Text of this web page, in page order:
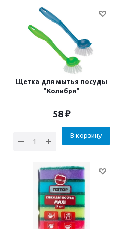
Щетка для мытья посуды
"Колибри"
58 ₽
В корзину